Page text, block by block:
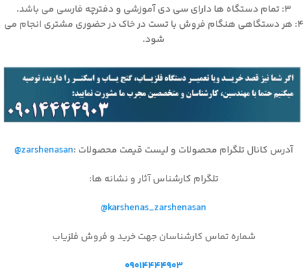
۳: تمام دستگاه ها دارای سی دی آموزشی و دفترچه فارسی می باشد.
۴: هر دستگاهی هنگام فروش با تست در خاک در حضوری مشتری انجام می
شود.
آدرس کانال تلگرام محصولات و لیست قیمت محصولات :
@zarshenasan
تلگرام کارشناس آثار و نشانه ها:
@karshenas_zarshenasan
شماره تماس کارشناسان جهت خرید و فروش فلزیاب
۰۹۰۱۴۴۴۴۹۰۳